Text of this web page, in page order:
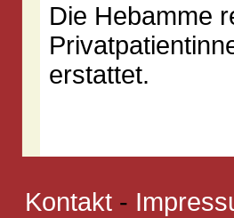
Die Hebamme
erstattet.
Kontakt-